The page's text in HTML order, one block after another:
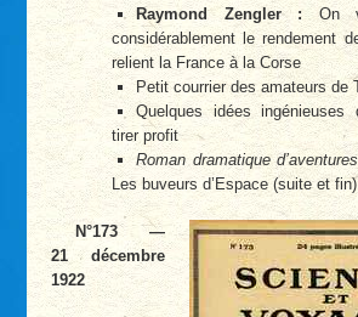
Raymond Zengler : On
considérablement le rendement
relient la France à la Corse
Petit courrier des amateurs de
Quelques idées ingénieuses
tirer profit
Roman dramatique d’aventures
Les buveurs d’Espace (suite et fin)
N°173 —
21 décembre
1922